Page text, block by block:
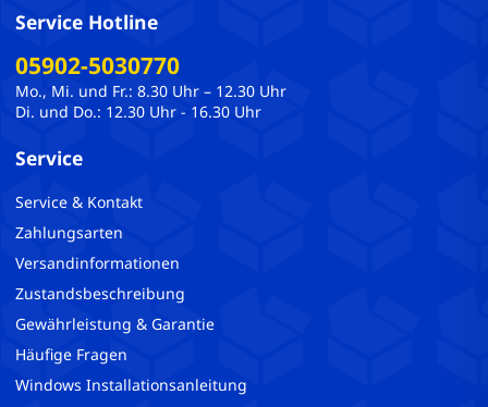
Service Hotline
05902-5030770
Mo., Mi. und Fr.: 8.30 Uhr – 12.30 Uhr
Di. und Do.: 12.30 Uhr - 16.30 Uhr
Service
Service & Kontakt
Zahlungsarten
Versandinformationen
Zustandsbeschreibung
Gewährleistung & Garantie
Häufige Fragen
Windows Installationsanleitung